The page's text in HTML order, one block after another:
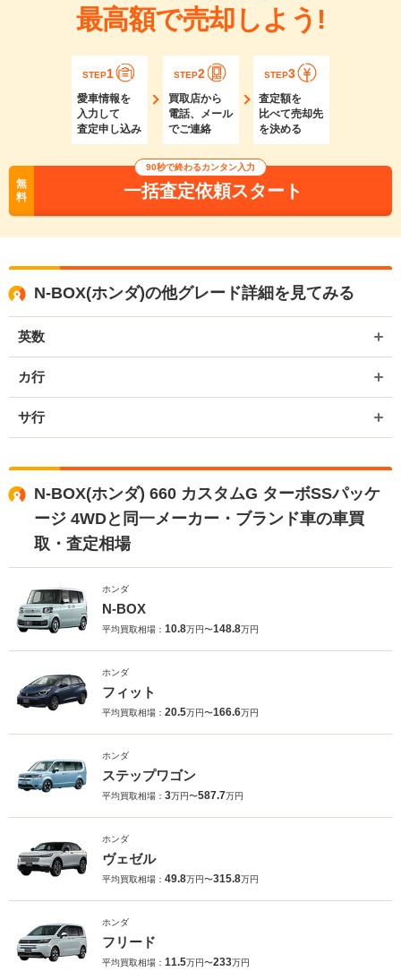
最高額で売却しよう!
STEP1
愛車情報を
入力して
査定申し込み
STEP2
買取店から
電話、メール
でご連絡
STEP3
査定額を
比べて売却先
を決める
無
料
90秒で終わるカンタン入力
一括査定依頼スタート
N-BOX(ホンダ)の他グレード詳細を見てみる
英数
カ行
サ行
N-BOX(ホンダ) 660 カスタムG ターボSSパッケ
ージ 4WDと同一メーカー・ブランド車の車買
取・査定相場
ホンダ
N-BOX
平均買取相場： 10.8万円〜148.8万円
ホンダ
フィット
平均買取相場： 20.5万円〜166.6万円
ホンダ
ステップワゴン
平均買取相場： 3万円〜587.7万円
ホンダ
ヴェゼル
平均買取相場： 49.8万円〜315.8万円
ホンダ
フリード
平均買取相場： 11.5万円〜233万円